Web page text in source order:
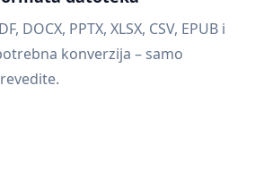
DOCX, PPTX, XLSX, CSV, EPUB i
konverzija – samo